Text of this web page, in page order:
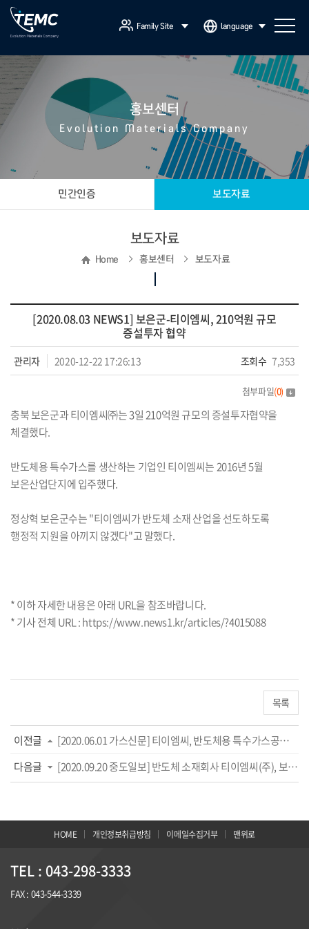
Family Site language
홍보센터
Evolution Materials Company
민간인증 보도자료
보도자료
Home 홍보센터 보도자료
[2020.08.03 NEWS1] 보은군-티이엠씨, 210억원 규모
증설투자 협약
관리자 2020-12-22 17:26:13 조회수 7,353
첨부파일(0)
충북 보은군과 티이엠씨㈜는 3일 210억원 규모의 증설투자협약을
체결했다.
반도체용 특수가스를 생산하는 기업인 티이엠씨는 2016년 5월
보은산업단지에 입주했다.
정상혁 보은군수는 "티이엠씨가 반도체 소재 산업을 선도하도록
행정적 지원을 아끼지 않겠다"고 말했다.
* 이하 자세한 내용은 아래 URL을 참조바랍니다.
* 기사 전체 URL :https://www.news1.kr/articles/?4015088
목록
이전글
[2020.06.01 가스신문] 티이엠씨, 반도체용 특수가스공장 착공
다음글
[2020.09.20 중도일보] 반도체 소재회사 티이엠씨(주), 보은일반산업단지 안착
HOME 개인정보취급방침 이메일수집거부 맨위로
TEL : 043-298-3333
FAX : 043-544-3339